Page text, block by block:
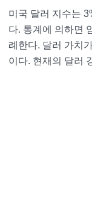
미국 달러 지수는
다. 통계에 의하면
례한다. 달러 가치
이다. 현재의 달러